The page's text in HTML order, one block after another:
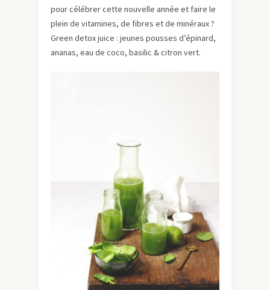
pour célébrer cette nouvelle année et faire le
plein de vitamines, de fibres et de minéraux ?
Green detox juice : jeunes pousses d’épinard,
ananas, eau de coco, basilic & citron vert.